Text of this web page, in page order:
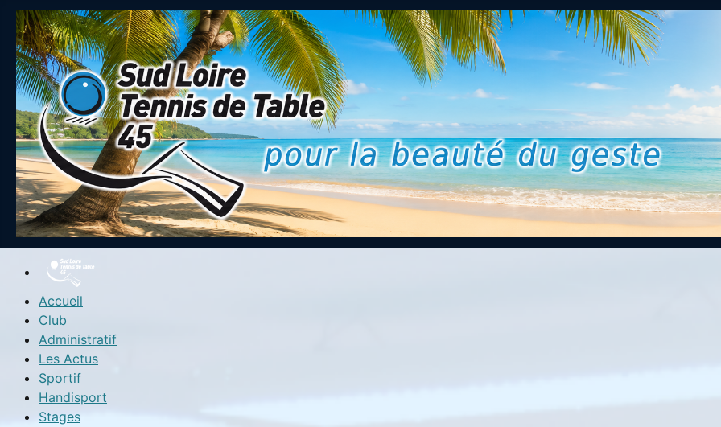
Accueil
Club
Administratif
Les Actus
Sportif
Handisport
Stages